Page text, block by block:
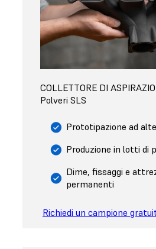
COLLETTORE DI
Polveri SLS
Prototipazione ad
Produzione in lotti di
Dime, fissaggi e
permanenti
Richiedi un campione